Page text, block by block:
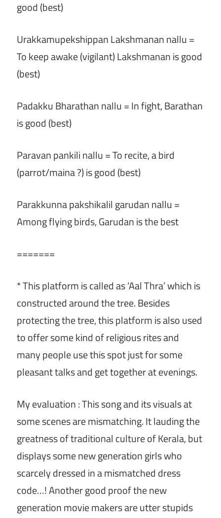
good (best)
Urakkamupekshippan Lakshmanan nallu =
To keep awake (vigilant) Lakshmanan is good
(best)
Padakku Bharathan nallu = In fight, Barathan
is good (best)
Paravan pankili nallu = To recite, a bird
(parrot/maina ?) is good (best)
Parakkunna pakshikalil garudan nallu =
Among flying birds, Garudan is the best
=======
* This platform is called as ‘Aal Thra’ which is
constructed around the tree. Besides
protecting the tree, this platform is also used
to offer some kind of religious rites and
many people use this spot just for some
pleasant talks and get together at evenings.
My evaluation : This song and its visuals at
some scenes are mismatching. It lauding the
greatness of traditional culture of Kerala, but
displays some new generation girls who
scarcely dressed in a mismatched dress
code…! Another good proof the new
generation movie makers are utter stupids